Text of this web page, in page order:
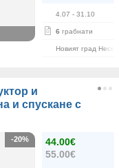
4.07 - 31.10
6 грабнати
Новият град
и
и спускане с
44.00€
55.00€
-20%